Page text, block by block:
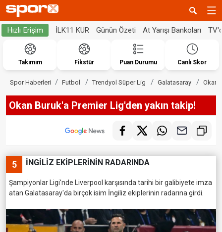
Hızlı Erişim İLK11 KUR Günün Özeti At Yarışı Bankoları
Takımım Fikstür Puan Durumu Canlı Skor
Spor Haberleri Futbol Trendyol Süper Lig Galatasaray Okan
Okan Buruk'a Premier Lig'den yakın takip!
5 İNGİLİZ EKİPLERİNİN RADARINDA
Şampiyonlar Ligi'nde Liverpool karşısında tarihi bir galibiyete imza
atan Galatasaray'da birçok isim İngiliz ekiplerinin radarına girdi.